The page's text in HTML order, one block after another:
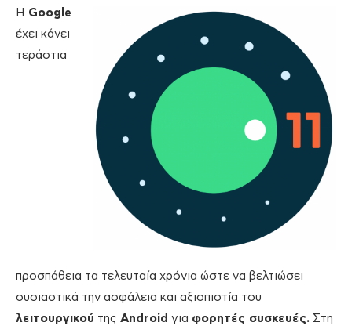
Η Google
έχει κάνει
τεράστια
προσπάθεια τα τελευταία χρόνια ώστε να βελτιώσει
ουσιαστικά την ασφάλεια και αξιοπιστία του
λειτουργικού της Android για φορητές συσκευές. Στη